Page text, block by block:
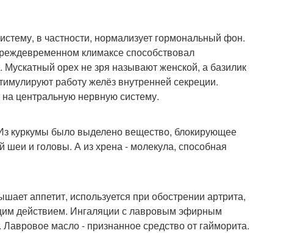
в частности, нормализует гормональный фон.
климаксе способствовал
орех не зря называют женской, а базилик
работу желёз внутренней секреции.
центральную нервную систему.
куркумы было выделено вещество, блокирующее
и головы. А из хрена - молекула, способная
аппетит, используется при обострении артрита,
действием. Ингаляции с лавровым эфирным
масло - признанное средство от гайморита.